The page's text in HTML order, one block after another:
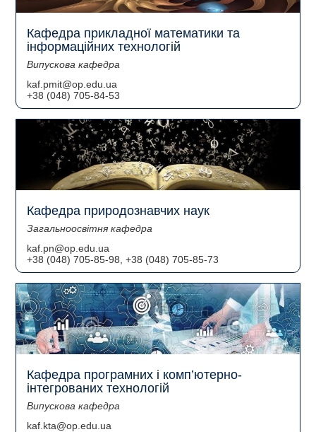
Кафедра прикладної математики та
інформаційних технологій
Випускова кафедра
kaf.pmit@op.edu.ua
+38 (048) 705-84-53
Кафедра природознавчих наук
Загальноосвітня кафедра
kaf.pn@op.edu.ua
+38 (048) 705-85-98, +38 (048) 705-85-73
Кафедра програмних і комп’ютерно-
інтегрованих технологій
Випускова кафедра
kaf.kta@op.edu.ua